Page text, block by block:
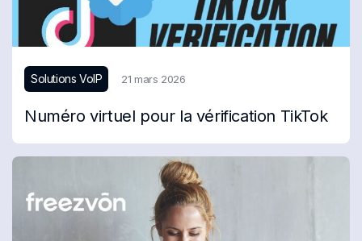
Solutions VoIP 21 mars 2026
Numéro virtuel pour la vérification TikTok